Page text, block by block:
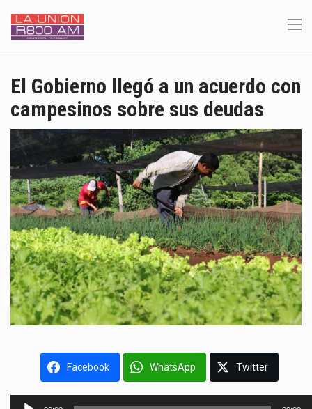
El Gobierno llegó a un acuerdo con
campesinos sobre sus deudas
Facebook WhatsApp Twitter
Reproductor